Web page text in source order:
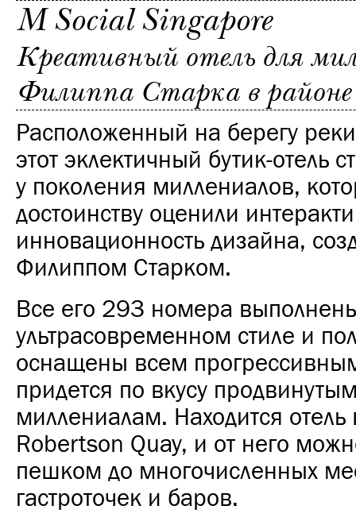
M Social Singapore
Креативный отель для
Филиппа Старка в районе
Расположенный на берегу
этот эклектичный бутик-отель
у поколения миллениалов,
достоинству оценили
инновационность дизайна,
Филиппом Старком.
Все его 293 номера
ультрасовременном стиле и
оснащены всем
придется по вкусу
миллениалам. Находится
Robertson Quay, и от него
пешком до многочисленных
гастроточек и баров.